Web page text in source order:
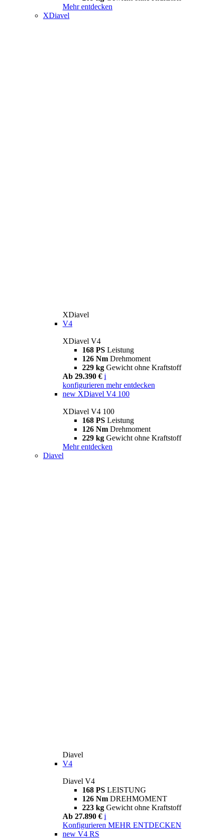
Mehr entdecken
XDiavel
XDiavel
V4
XDiavel V4
168 PS Leistung
126 Nm Drehmoment
229 kg Gewicht ohne Kraftstoff
Ab 29.390 € i
konfigurieren mehr entdecken
new XDiavel V4 100
XDiavel V4 100
168 PS Leistung
126 Nm Drehmoment
229 kg Gewicht ohne Kraftstoff
Mehr entdecken
Diavel
Diavel
V4
Diavel V4
168 PS LEISTUNG
126 Nm DREHMOMENT
223 kg Gewicht ohne Kraftstoff
Ab 27.890 € i
Konfigurieren MEHR ENTDECKEN
new V4 RS